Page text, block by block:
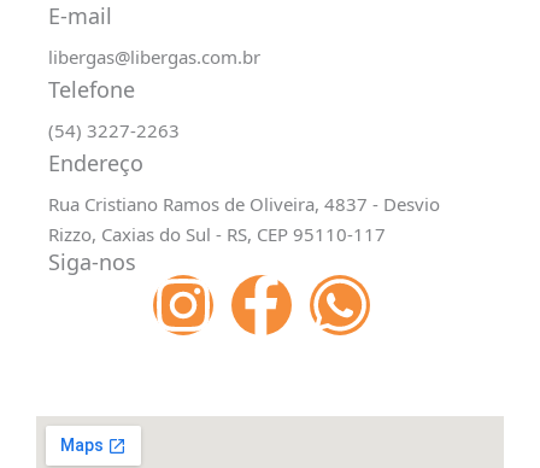
E-mail
libergas@libergas.com.br
Telefone
(54) 3227-2263
Endereço
Rua Cristiano Ramos de Oliveira, 4837 - Desvio
Rizzo, Caxias do Sul - RS, CEP 95110-117
Siga-nos
I
s
F
c
W
a